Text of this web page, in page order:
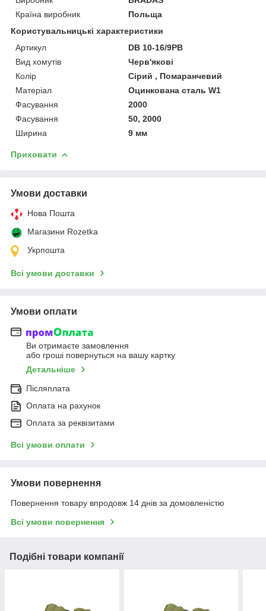
Країна виробник
Польща
Користувальницькі характеристики
Артикул
DB 10-16/9PB
Вид хомутів
Черв'якові
Колір
Сірий , Помаранчевий
Матеріал
Оцинкована сталь W1
Фасування
2000
Фасування
50, 2000
Ширина
9 мм
Приховати
Умови доставки
Нова Пошта
Магазини Rozetka
Укрпошта
Всі умови доставки
Умови оплати
Ви отримаєте замовлення
або гроші повернуться на вашу картку
Детальніше
Післяплата
Оплата на рахунок
Оплата за реквізитами
Всі умови оплати
Умови повернення
Повернення товару впродовж 14 днів за домовленістю
Всі умови повернення
Подібні товари компанії